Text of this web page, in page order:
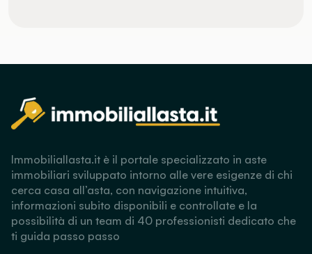
Immobiliallasta.it è il portale specializzato in aste
immobiliari sviluppato intorno alle vere esigenze di chi
cerca casa all’asta, con navigazione intuitiva,
informazioni subito disponibili e controllate e la
possibilità di un team di 40 professionisti dedicato che
ti guida passo passo